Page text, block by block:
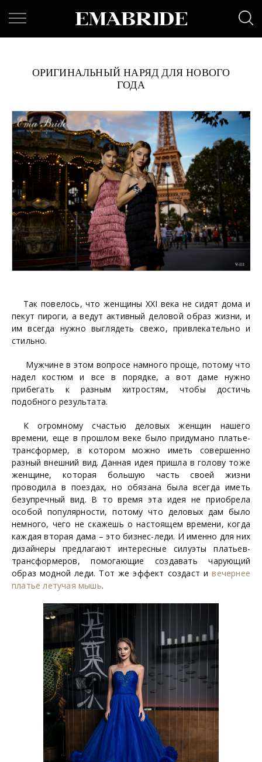
ОРИГИНАЛЬНЫЙ НАРЯД ДЛЯ НОВОГО
ГОДА
Так повелось, что женщины XXI века не сидят дома и
пекут пироги, а ведут активный деловой образ жизни, и
им всегда нужно выглядеть свежо, привлекательно и
стильно.
Мужчине в этом вопросе намного проще, потому что
надел костюм и все в порядке, а вот даме нужно
прибегать к разным хитростям, чтобы достичь
подобного результата.
К огромному счастью деловых женщин нашего
времени, еще в прошлом веке было придумано платье-
трансформер, в котором можно иметь совершенно
разный внешний вид. Данная идея пришла в голову тоже
женщине, которая большую часть своей жизни
проводила в поездах, но обязана была всегда иметь
безупречный вид. В то время эта идея не приобрела
особой популярности, потому что деловых дам было
немного, чего не скажешь о настоящем времени, когда
каждая вторая дама – это бизнес-леди. И именно для них
дизайнеры предлагают интересные силуэты платьев-
трансформеров, помогающие создавать чарующий
образ модной леди. Тот же эффект создаст ивечернее
платье летучая мышь.